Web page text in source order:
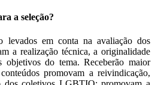
a seleção?
levados em conta na avaliação dos
a realização técnica, a originalidade
objetivos do tema. Receberão maior
promovam a reivindicação,